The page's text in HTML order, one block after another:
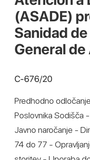
(ASADE)
Sanidad
General
C‑676/20
Predhodno
Poslovnika Sodišča
Javno naročanje -
74 do 77 -